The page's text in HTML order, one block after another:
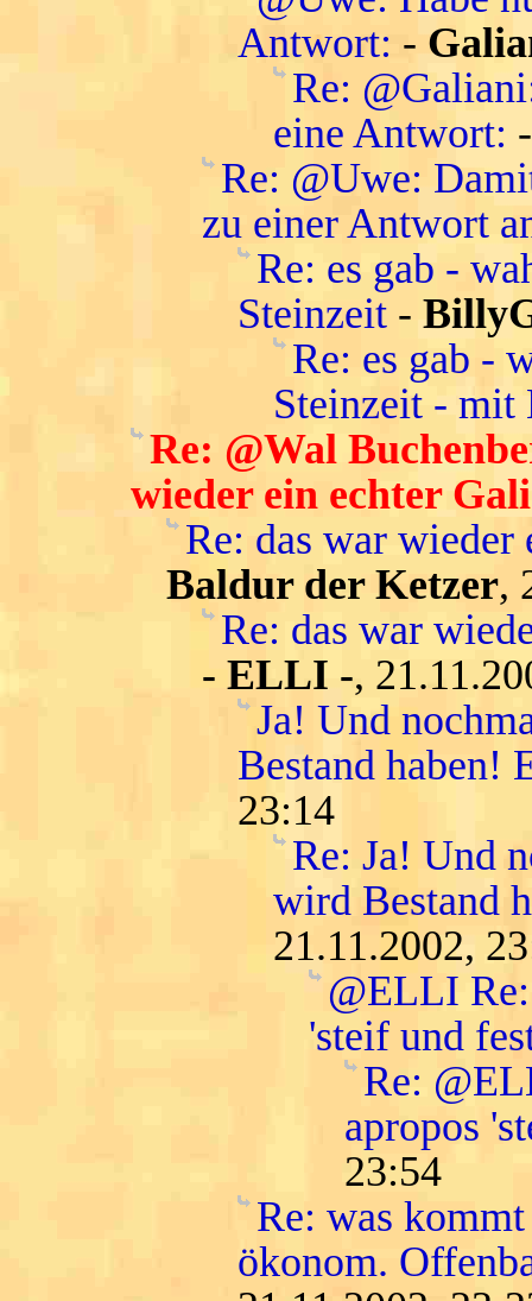
Antwort: -
Re:
eine Antwort:
Re: @Uwe:
zu einer Antwort
Re: es gab -
Steinzeit -
Re: es gab -
Steinzeit - mit
Re: @Wal
wieder ein echter
Re: das war
Baldur der Ketzer,
Re: das war
- ELLI -,
Ja! Und
Bestand haben!
23:14
Re: Ja! Und
wird Bestand
21.11.2002,
@ELLI
'steif und
Re:
apropos
23:54
Re: was
ökonom.